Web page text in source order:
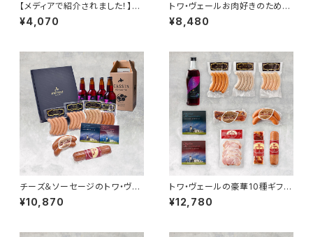
【メディアで紹介されました！】黒
松内カシスエール330ml ４本
セット（箱付き）
¥4,070
トワ・ヴェールお肉好きのための
ギフトセットと「黒松内カシスリ
キュール 500ml」1本
¥8,480
チーズ＆ソーセージのトワ・ヴェ
ールギフトセットと「黒松内カシ
スエール 330ml」4本
¥10,870
トワ・ヴェールの豪華10種ギフト
セットと「黒松内カシスリキュー
ル 500ml」1本
¥12,780